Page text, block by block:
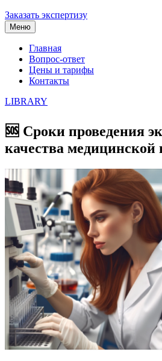
Заказать экспертизу
Меню
Главная
Вопрос-ответ
Цены и тарифы
Контакты
LIBRARY
🆘 Сроки проведения
качества